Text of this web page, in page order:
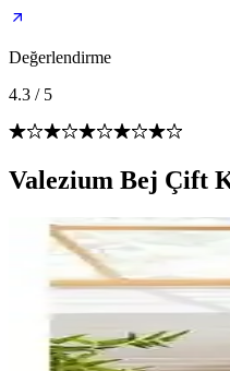
Değerlendirme
4.3 / 5
Valezium Bej Çift